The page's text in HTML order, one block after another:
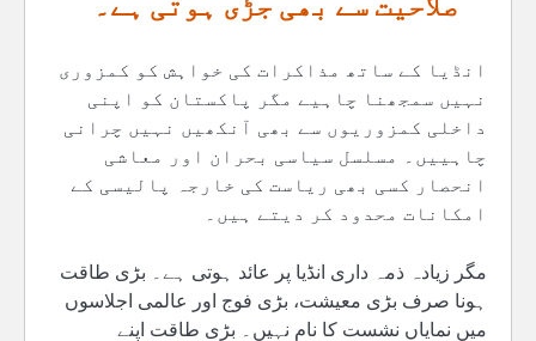
انڈیا کے ساتھ مذاکرات کی خواہش کو کمزوری
نہیں سمجھنا چاہیے مگر پاکستان کو اپنی
داخلی کمزوریوں سے بھی آنکھیں نہیں چرانی
چاہییں۔ مسلسل سیاسی بحران اور معاشی
انحصار کسی بھی ریاست کی خارجہ پالیسی کے
امکانات محدود کر دیتے ہیں۔
مگر زیادہ ذمہ داری انڈیا پر عائد ہوتی ہے۔ بڑی طاقت
ہونا صرف بڑی معیشت، بڑی فوج اور عالمی اجلاسوں
میں نمایاں نشست کا نام نہیں۔ بڑی طاقت اپنے